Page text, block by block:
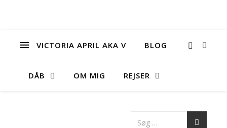
VICTORIA APRIL AKA V BLOG
DÅB OM MIG REJSER